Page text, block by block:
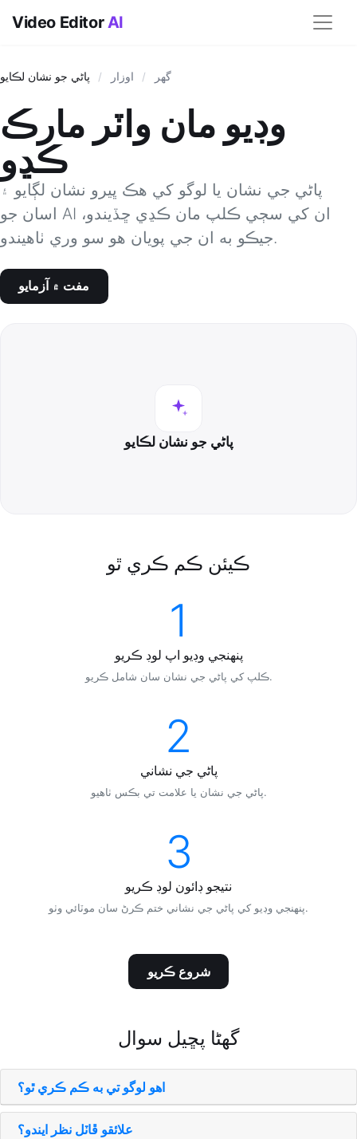
Video EditorAI
گھر / اوزار / پاڻي جو نشان لڪايو
وڊيو مان واٽر مارڪ
ڪڍو
پاڻي جي نشان يا لوگو کي هڪ ڀيرو نشان لڳايو ۽
اسان جو AI ان کي سڄي ڪلپ مان ڪڍي ڇڏيندو،
جيڪو به ان جي پويان هو سو وري ٺاھيندو.
مفت ۾ آزمايو
پاڻي جو نشان لڪايو
ڪيئن ڪم ڪري ٿو
1
پنھنجي وڊيو اپ لوڊ ڪريو
ڪلپ کي پاڻي جي نشان سان شامل ڪريو.
2
پاڻي جي نشاني
پاڻي جي نشان يا علامت تي بڪس ٺاھيو.
3
نتيجو ڊائون لوڊ ڪريو
پنھنجي وڊيو کي پاڻي جي نشاني ختم ڪرڻ سان موٽائي وٺو.
شروع ڪريو
گھڻا پڇيل سوال
اهو لوگو تي به ڪم ڪري ٿو؟
علائقو ڦاٽل نظر ايندو؟